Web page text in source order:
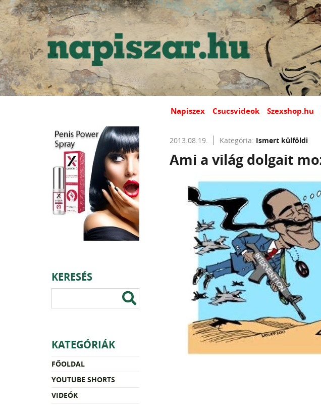
Napiszex Csucsvideok Szexshop.hu
KERESÉS
KATEGÓRIÁK
FŐOLDAL
YOUTUBE SHORTS
VIDEÓK
2013.08.19. Kategória: Ismert külföldi
Ami a világ dolgait